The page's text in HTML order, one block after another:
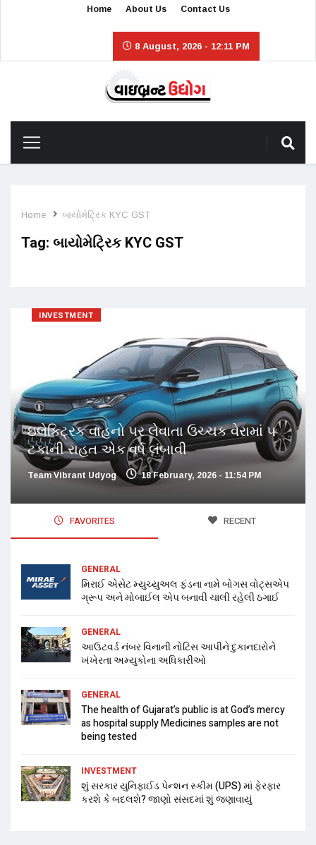
Home About Us Contact Us
8 August, 2026 - 12:11 PM
Home બાયોમેટ્રિક KYC GST
Tag: બાયોમેટ્રિક KYC GST
INVESTMENT
ઇલેક્ટ્રિક વાહનો પર લેવાતા ઉચ્ચક વેરામાં ૫
ટકાની રાહત એક વર્ષ લંબાવી
Team Vibrant Udyog 18 February, 2026 - 11:54 PM
FAVORITES RECENT
GENERAL
મિરાઈ એસેટ મ્યુચ્યુઅલ ફંડના નામે બોગસ વોટ્સએપ
ગ્રૂપ અને મોબાઈલ એપ બનાવી ચાલી રહેલી ઠગાઈ
GENERAL
આઉટવર્ડ નંબર વિનાની નોટિસ આપીને દુકાનદારોને
ખંખેરતા અમ્યુકોના અધિકારીઓ
GENERAL
The health of Gujarat’s public is at God’s mercy
as hospital supply Medicines samples are not
being tested
INVESTMENT
શું સરકાર યુનિફાઈડ પેન્શન સ્કીમ (UPS) માં ફેરફાર
કરશે કે બદલશે? જાણો સંસદમાં શું જણાવાયું